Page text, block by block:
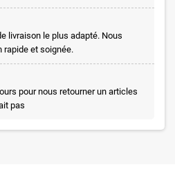
livraison le plus adapté. Nous
rapide et soignée.
pour nous retourner un articles
pas